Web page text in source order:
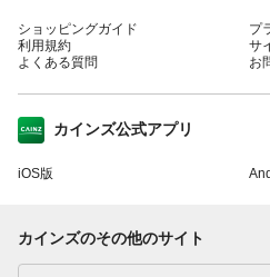
ショッピングガイド
利用規約
よくある質問
プ
サ
お
カインズ公式アプリ
iOS版
カインズのその他のサイト